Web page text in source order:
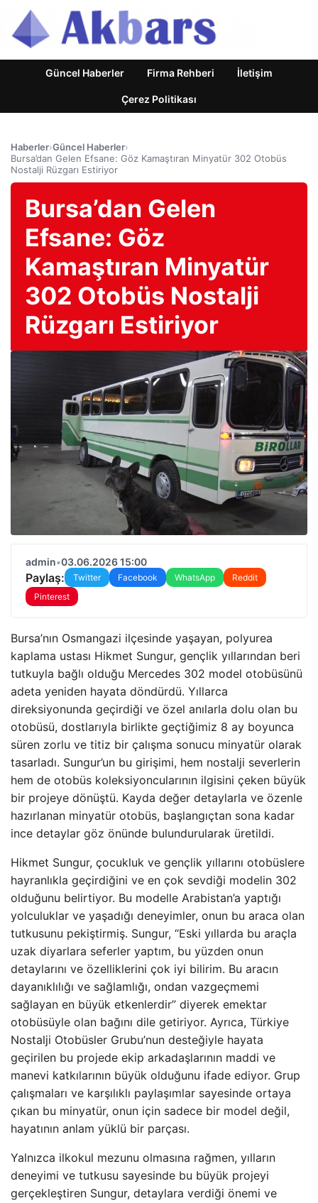
Güncel Haberler Firma Rehberi İletişim
Çerez Politikası
Haberler›Güncel Haberler›
Bursa’dan Gelen Efsane: Göz Kamaştıran Minyatür 302 Otobüs
Nostalji Rüzgarı Estiriyor
Bursa’dan Gelen
Efsane: Göz
Kamaştıran Minyatür
302 Otobüs Nostalji
Rüzgarı Estiriyor
admin•03.06.2026 15:00
Paylaş: Twitter Facebook WhatsApp
Reddit
Pinterest
Bursa’nın Osmangazi ilçesinde yaşayan, polyurea
kaplama ustası Hikmet Sungur, gençlik yıllarından beri
tutkuyla bağlı olduğu Mercedes 302 model otobüsünü
adeta yeniden hayata döndürdü. Yıllarca
direksiyonunda geçirdiği ve özel anılarla dolu olan bu
otobüsü, dostlarıyla birlikte geçtiğimiz 8 ay boyunca
süren zorlu ve titiz bir çalışma sonucu minyatür olarak
tasarladı. Sungur’un bu girişimi, hem nostalji severlerin
hem de otobüs koleksiyoncularının ilgisini çeken büyük
bir projeye dönüştü. Kayda değer detaylarla ve özenle
hazırlanan minyatür otobüs, başlangıçtan sona kadar
ince detaylar göz önünde bulundurularak üretildi.
Hikmet Sungur, çocukluk ve gençlik yıllarını otobüslere
hayranlıkla geçirdiğini ve en çok sevdiği modelin 302
olduğunu belirtiyor. Bu modelle Arabistan’a yaptığı
yolculuklar ve yaşadığı deneyimler, onun bu araca olan
tutkusunu pekiştirmiş. Sungur, “Eski yıllarda bu araçla
uzak diyarlara seferler yaptım, bu yüzden onun
detaylarını ve özelliklerini çok iyi bilirim. Bu aracın
dayanıklılığı ve sağlamlığı, ondan vazgeçmemi
sağlayan en büyük etkenlerdir” diyerek emektar
otobüsüyle olan bağını dile getiriyor. Ayrıca, Türkiye
Nostalji Otobüsler Grubu’nun desteğiyle hayata
geçirilen bu projede ekip arkadaşlarının maddi ve
manevi katkılarının büyük olduğunu ifade ediyor. Grup
çalışmaları ve karşılıklı paylaşımlar sayesinde ortaya
çıkan bu minyatür, onun için sadece bir model değil,
hayatının anlam yüklü bir parçası.
Yalnızca ilkokul mezunu olmasına rağmen, yılların
deneyimi ve tutkusu sayesinde bu büyük projeyi
gerçekleştiren Sungur, detaylara verdiği önemi ve